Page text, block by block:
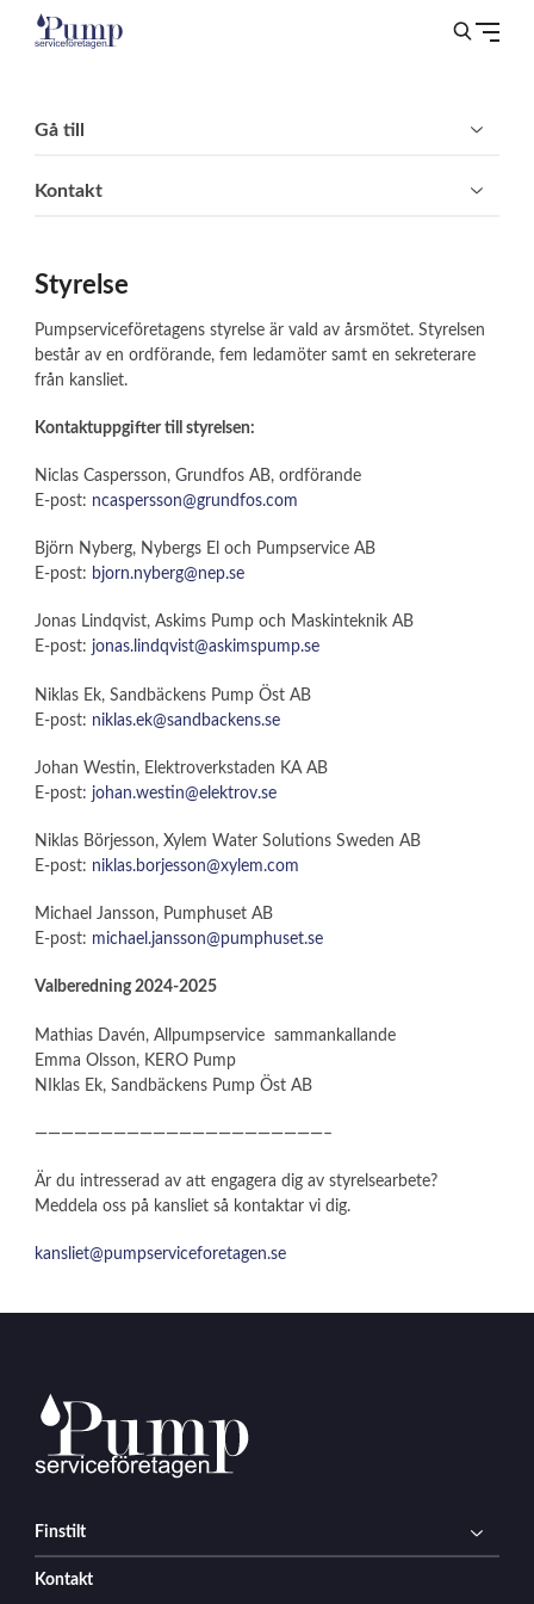
Gå till
Kontakt
Styrelse
Pumpserviceföretagens styrelse är vald av årsmötet. Styrelsen
består av en ordförande, fem ledamöter samt en sekreterare
från kansliet.
Kontaktuppgifter till styrelsen:
Niclas Caspersson, Grundfos AB, ordförande
E-post: ncaspersson@grundfos.com
Björn Nyberg, Nybergs El och Pumpservice AB
E-post: bjorn.nyberg@nep.se
Jonas Lindqvist, Askims Pump och Maskinteknik AB
E-post: jonas.lindqvist@askimspump.se
Niklas Ek, Sandbäckens Pump Öst AB
E-post: niklas.ek@sandbackens.se
Johan Westin, Elektroverkstaden KA AB
E-post: johan.westin@elektrov.se
Niklas Börjesson, Xylem Water Solutions Sweden AB
E-post: niklas.borjesson@xylem.com
Michael Jansson, Pumphuset AB
E-post: michael.jansson@pumphuset.se
Valberedning 2024-2025
Mathias Davén, Allpumpservice sammankallande
Emma Olsson, KERO Pump
NIklas Ek, Sandbäckens Pump Öst AB
——————————————————————–
Är du intresserad av att engagera dig av styrelsearbete?
Meddela oss på kansliet så kontaktar vi dig.
kansliet@pumpserviceforetagen.se
Finstilt
Kontakt